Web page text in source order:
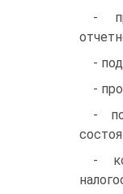
-
-
-
-
-